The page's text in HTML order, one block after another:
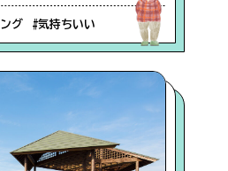
#定食
コテージ
グ #気持ちいい